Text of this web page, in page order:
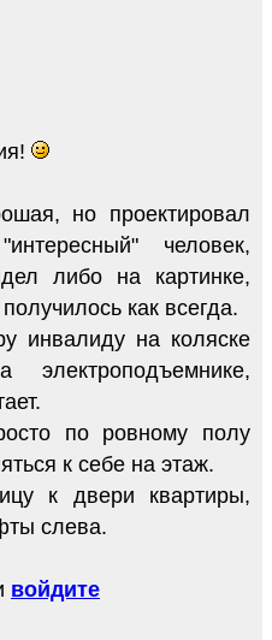
но проектировал
человек,
либо на картинке,
как всегда.
инвалиду на коляске
по ровному полу
к себе на этаж.
к двери квартиры,
слева.
войдите